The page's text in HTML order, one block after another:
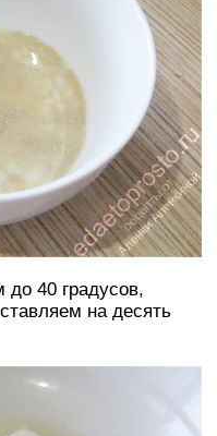
до 40 градусов,
на десять